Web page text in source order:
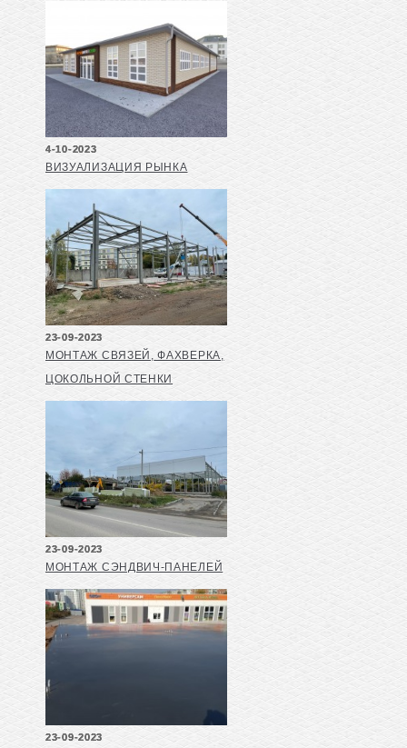
4-10-2023
ВИЗУАЛИЗАЦИЯ РЫНКА
23-09-2023
МОНТАЖ СВЯЗЕЙ, ФАХВЕРКА,
ЦОКОЛЬНОЙ СТЕНКИ
23-09-2023
МОНТАЖ СЭНДВИЧ-ПАНЕЛЕЙ
23-09-2023